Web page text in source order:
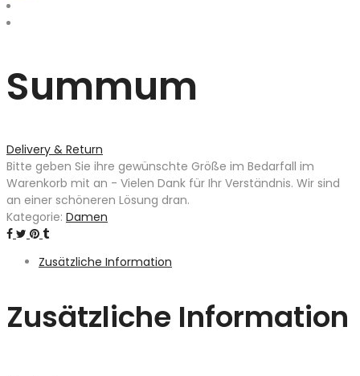
Summum
Delivery & Return
Bitte geben Sie ihre gewünschte Größe im Bedarfall im
Warenkorb mit an - Vielen Dank für Ihr Verständnis. Wir sind
an einer schöneren Lösung dran.
Kategorie: Damen
Zusätzliche Information
Zusätzliche Information